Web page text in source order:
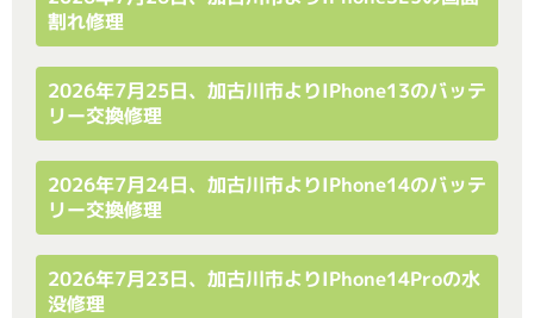
割れ修理
2026年7月25日、加古川市よりiPhone13のバッテ
リー交換修理
2026年7月24日、加古川市よりiPhone14のバッテ
リー交換修理
2026年7月23日、加古川市よりiPhone14Proの水
没修理